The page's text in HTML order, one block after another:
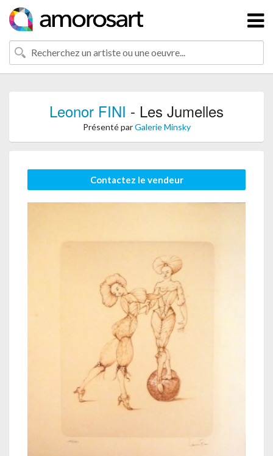
Leonor FINI - Les Jumelles
Présenté parGalerie Minsky
Contactez le vendeur